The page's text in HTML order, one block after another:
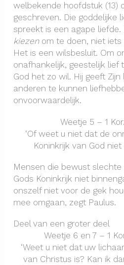
welbekende hoofdstuk (13)
geschreven. Die goddelijke
spreekt is een agape liefde.
kiezenom te doen, niet iets
Het is een wilsbesluit. Om
onafhankelijk, geestelijk lief
God het zo wil. Hij geeft
anderen te kunnen
onvoorwaardelijk.
Weetje 5 – 1
‘Of weet u niet dat de
Koninkrijk van God
Mensen die bewust slechte
Gods Koninkrijk niet
onszelf niet voor de gek
mee omgaan, zegt Paulus.
Deel van een groter deel
Weetje 6 en 7 – 1
‘Weet u niet dat uw
van Christus is? Kan ik